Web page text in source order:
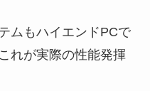
ムもハイエンドPCで
れが実際の性能発揮